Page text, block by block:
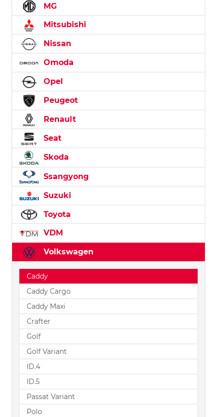
MG
Mitsubishi
Nissan
Omoda
Opel
Peugeot
Renault
Seat
Skoda
Ssangyong
Suzuki
Toyota
VDM
Volkswagen
Caddy
Caddy Cargo
Caddy Maxi
Crafter
Golf
Golf Variant
ID.4
ID.5
Passat Variant
Polo